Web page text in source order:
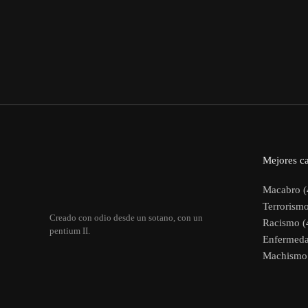
Creado con odio desde un sotano, con un
pentium II.
Mejores
Macabro
Racismo